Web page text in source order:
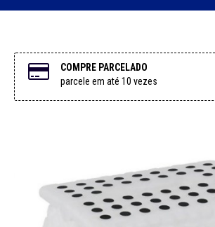
COMPRE PARCELADO
parcele em até 10 vezes